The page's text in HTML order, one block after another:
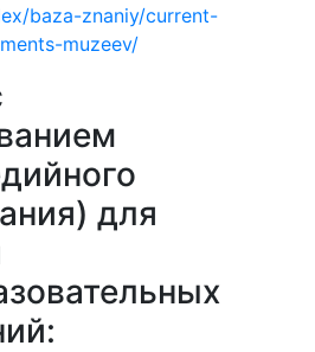
baza-znaniy/current-
muzeev/
для